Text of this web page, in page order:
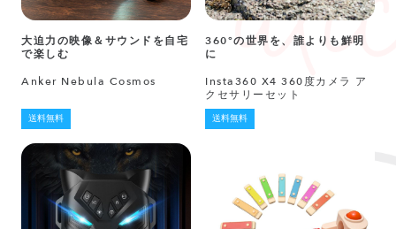
大迫力の映像＆サウンドを自宅
で楽しむ
Anker Nebula Cosmos
送料無料
360°の世界を、誰よりも鮮明
に
Insta360 X4 360度カメラ ア
クセサリーセット
送料無料